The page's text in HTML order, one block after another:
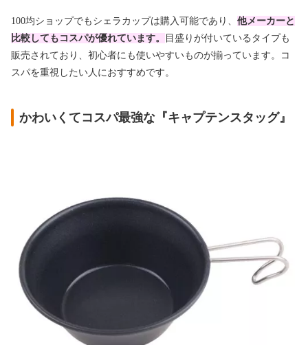
100均ショップでもシェラカップは購入可能であり、 他メーカーと
比較してもコスパが優れています。
目盛りが付いているタイプも
販売されており、初心者にも使いやすいものが揃っています。コ
スパを重視したい人におすすめです。
かわいくてコスパ最強な『キャプテンスタッグ』